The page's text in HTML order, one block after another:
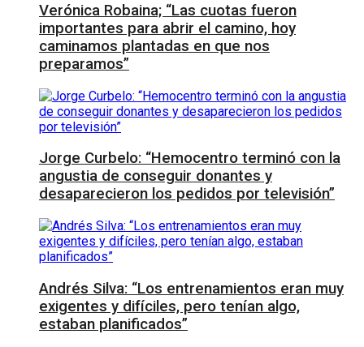
Verónica Robaina; “Las cuotas fueron
importantes para abrir el camino, hoy
caminamos plantadas en que nos
preparamos”
Jorge Curbelo: “Hemocentro terminó con la
angustia de conseguir donantes y
desaparecieron los pedidos por televisión”
Andrés Silva: “Los entrenamientos eran muy
exigentes y difíciles, pero tenían algo,
estaban planificados”